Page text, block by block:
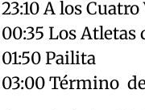
23:10 A los
00:35 Los Atletas
01:50 Pailita
03:00 Término